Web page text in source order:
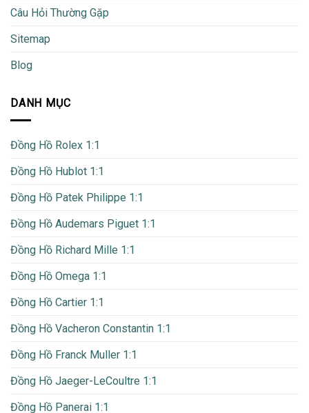
Câu Hỏi Thường Gặp
Sitemap
Blog
DANH MỤC
Đồng Hồ Rolex 1:1
Đồng Hồ Hublot 1:1
Đồng Hồ Patek Philippe 1:1
Đồng Hồ Audemars Piguet 1:1
Đồng Hồ Richard Mille 1:1
Đồng Hồ Omega 1:1
Đồng Hồ Cartier 1:1
Đồng Hồ Vacheron Constantin 1:1
Đồng Hồ Franck Muller 1:1
Đồng Hồ Jaeger-LeCoultre 1:1
Đồng Hồ Panerai 1:1